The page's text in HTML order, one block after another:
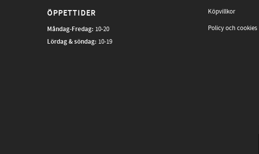
ÖPPETTIDER
Måndag-Fredag: 10-20
Lördag & söndag: 10-19
Köpvillkor
Policy och cookies